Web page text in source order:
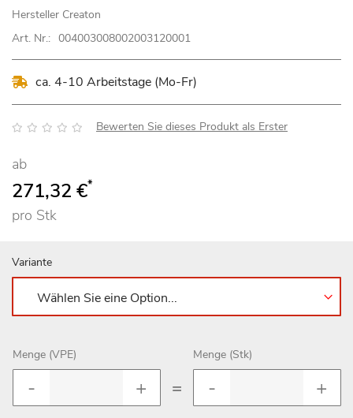
Hersteller Creaton
Art. Nr.: 004003008002003120001
ca. 4-10 Arbeitstage (Mo-Fr)
Bewertung: Bewerten Sie dieses Produkt als Erster
ab
271,32 €*
pro Stk
Variante
Menge (VPE)
=
Menge (Stk)